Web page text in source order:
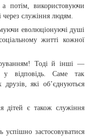
потім, використовуючи
служіння людям.
еволюціонуючі душі
житті кожної
Тоді й інші —
у відповідь. Саме так
які об’єднуються
дітей є також служіння
застосовуватися